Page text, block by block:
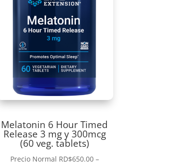
Melatonin 6 Hour Timed
Release 3 mg y 300mcg
(60 veg. tablets)
Precio Normal RD$650.00 –